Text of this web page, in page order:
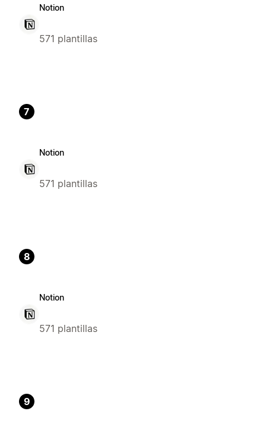
Notion
571 plantillas
7
Notion
571 plantillas
8
Notion
571 plantillas
9